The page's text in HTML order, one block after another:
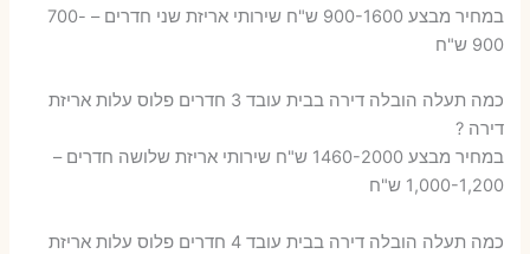
במחיר מבצע 900-1600 ש"ח שירותי אריזת שני חדרים – 700-
900 ש"ח
כמה תעלה הובלה דירה בבית עובד 3 חדרים פלוס עלות אריזת
דירה ?
במחיר מבצע 1460-2000 ש"ח שירותי אריזת שלושה חדרים –
1,000-1,200 ש"ח
כמה תעלה הובלה דירה בבית עובד 4 חדרים פלוס עלות אריזת